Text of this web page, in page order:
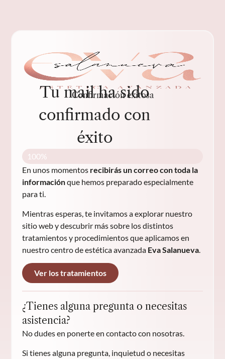
Confirmación exitosa
Tu mail ha sido
confirmado con
éxito
Enviando correo...
100%
En unos momentos recibirásun correo con toda la
informaciónque hemos preparado especialmente
para ti.
Mientras esperas, te invitamos a explorar nuestro
sitio web y descubrir más sobre los distintos
tratamientos y procedimientos que aplicamos en
nuestro centro de estética avanzada Eva Salanueva.
Ver los tratamientos
¿Tienes alguna pregunta o necesitas
asistencia?
No dudes en ponerte en contacto con nosotras.
Si tienes alguna pregunta, inquietud o necesitas